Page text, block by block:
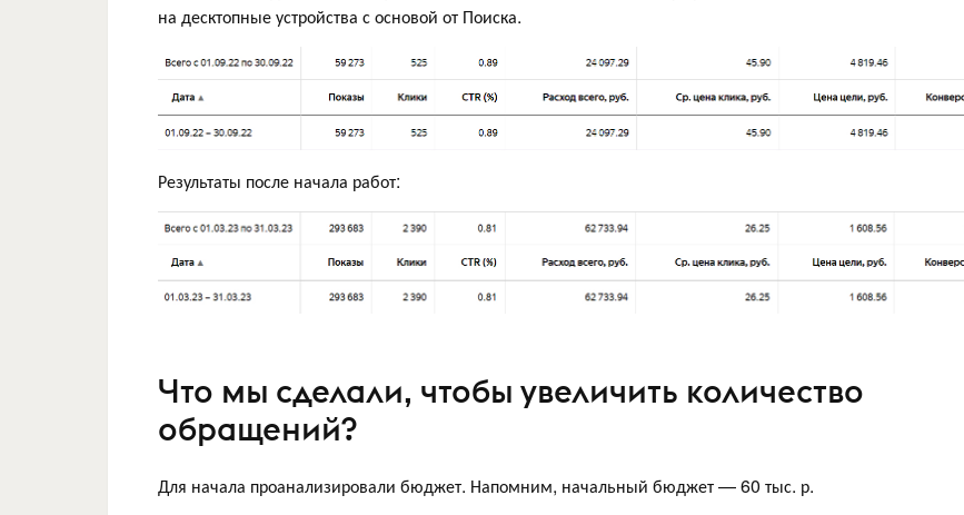
на десктопные устройства с основой от Поиска.
Результаты после начала работ:
Что мы сделали, чтобы увеличить количество
обращений?
Для начала проанализировали бюджет. Напомним, начальный бюджет — 60 тыс. р.